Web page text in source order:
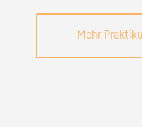
Mehr